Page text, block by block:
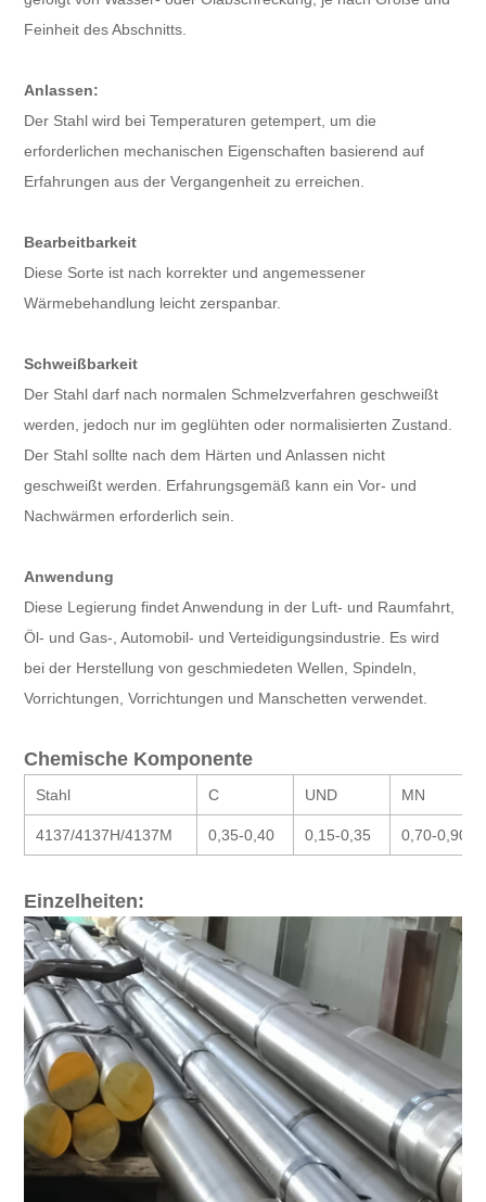
Feinheit des Abschnitts.
Anlassen:
Der Stahl wird bei Temperaturen getempert, um die
erforderlichen mechanischen Eigenschaften basierend auf
Erfahrungen aus der Vergangenheit zu erreichen.
Bearbeitbarkeit
Diese Sorte ist nach korrekter und angemessener
Wärmebehandlung leicht zerspanbar.
Schweißbarkeit
Der Stahl darf nach normalen Schmelzverfahren geschweißt
werden, jedoch nur im geglühten oder normalisierten Zustand.
Der Stahl sollte nach dem Härten und Anlassen nicht
geschweißt werden. Erfahrungsgemäß kann ein Vor- und
Nachwärmen erforderlich sein.
Anwendung
Diese Legierung findet Anwendung in der Luft- und Raumfahrt,
Öl- und Gas-, Automobil- und Verteidigungsindustrie. Es wird
bei der Herstellung von geschmiedeten Wellen, Spindeln,
Vorrichtungen, Vorrichtungen und Manschetten verwendet.
Chemische Komponente
Stahl C UND MN
4137/4137H/4137M 0,35-0,40 0,15-0,35 0,70-0,90
Einzelheiten: